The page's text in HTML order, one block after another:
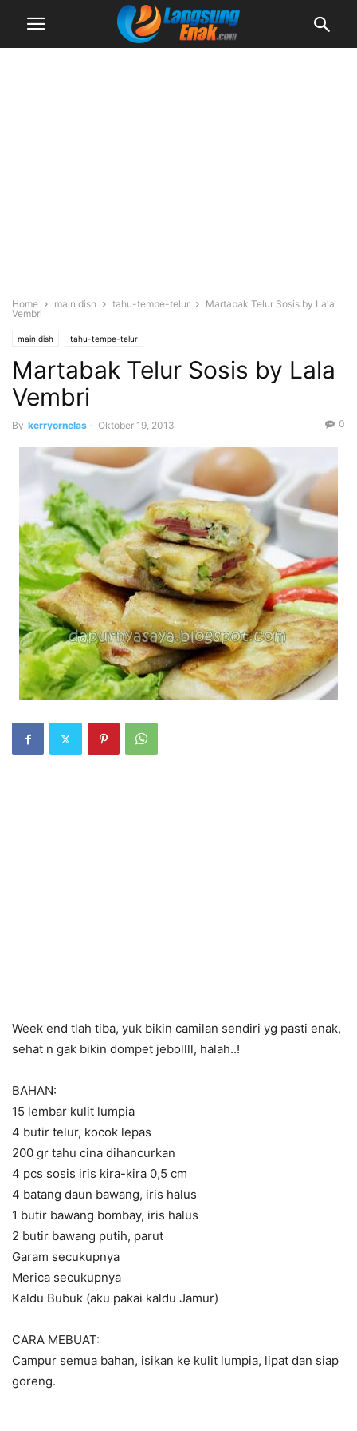
Home main dish tahu-tempe-telur
Martabak Telur Sosis by Lala
Vembri
main dish tahu-tempe-telur
Martabak Telur Sosis by Lala
Vembri
By kerryornelas - Oktober 19, 2013 0
Week end tlah tiba, yuk bikin camilan sendiri yg pasti enak,
sehat n gak bikin dompet jebollll, halah..!
BAHAN:
15 lembar kulit lumpia
4 butir telur, kocok lepas
200 gr tahu cina dihancurkan
4 pcs sosis iris kira-kira 0,5 cm
4 batang daun bawang, iris halus
1 butir bawang bombay, iris halus
2 butir bawang putih, parut
Garam secukupnya
Merica secukupnya
Kaldu Bubuk (aku pakai kaldu Jamur)
CARA MEBUAT:
Campur semua bahan, isikan ke kulit lumpia, lipat dan siap
goreng.